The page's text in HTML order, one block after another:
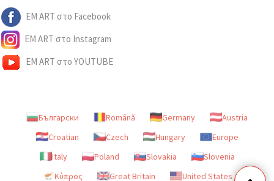
EM ART στο Facebook
EM ART στο Instagram
EM ART στο YOUTUBE
Български Română Germany
Austria
Croatian
Czech Hungary
Europe
Italy
Poland Slovakia
Slovenia
Κύπρος
Great Britain United States